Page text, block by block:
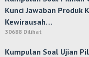
Kunci Jawaban Produk
Kewirausah…
30688 Dilihat
Kumpulan Soal Ujian